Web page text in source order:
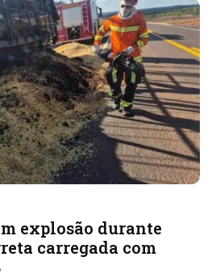
explosão durante
carregada com